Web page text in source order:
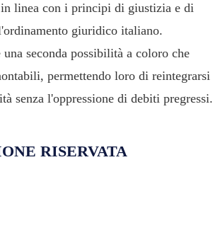
linea con i principi di giustizia e di
giuridico italiano.
seconda possibilità a coloro che
permettendo loro di reintegrarsi
senza l'oppressione di debiti pregressi.
RISERVATA